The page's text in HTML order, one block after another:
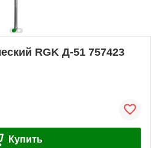
RGK Д-51 757423
Купить